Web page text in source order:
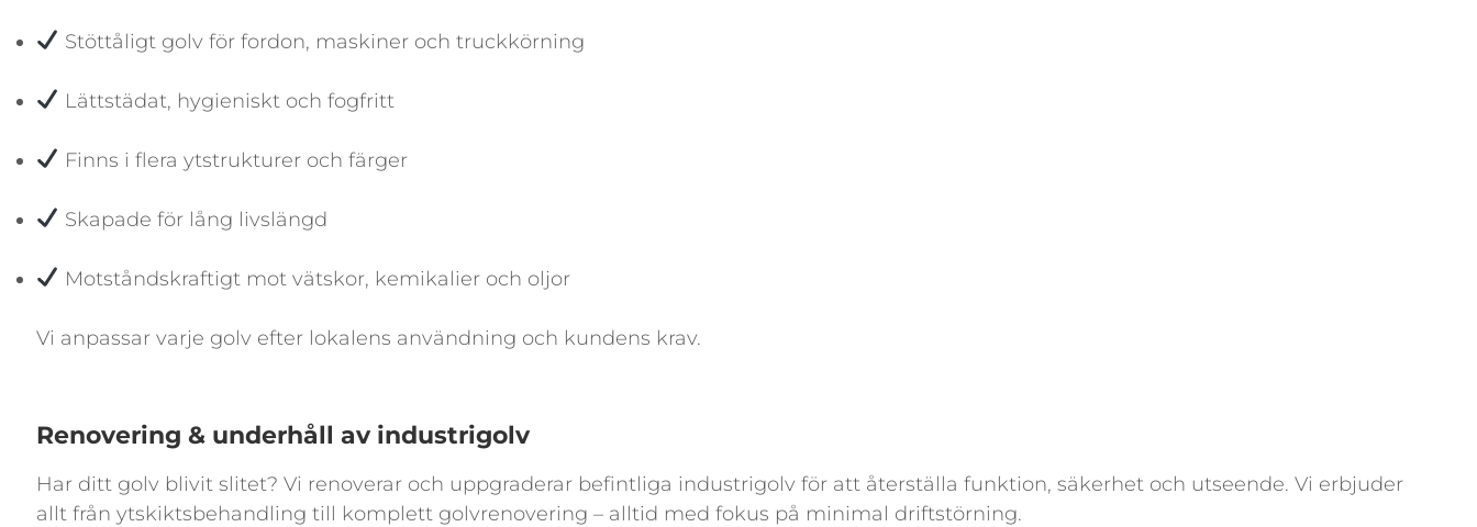
Stöttåligt golv för fordon, maskiner och truckkörning
Lättstädat, hygieniskt och fogfritt
Finns i flera ytstrukturer och färger
Skapade för lång livslängd
Motståndskraftigt mot vätskor, kemikalier och oljor
Vi anpassar varje golv efter lokalens användning och kundens krav.
Renovering & underhåll av industrigolv
Har ditt golv blivit slitet? Vi renoverar och uppgraderar befintliga industrigolv för att återställa funktion, säkerhet och utseende. Vi erbjuder
allt från ytskiktsbehandling till komplett golvrenovering – alltid med fokus på minimal driftstörning.